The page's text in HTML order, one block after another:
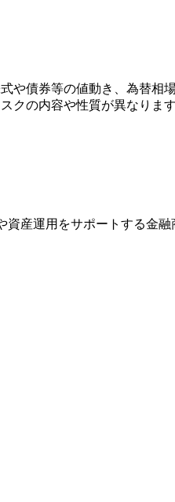
や債券等の値動き、為替相
クの内容や性質が異なりま
資産運用をサポートする金